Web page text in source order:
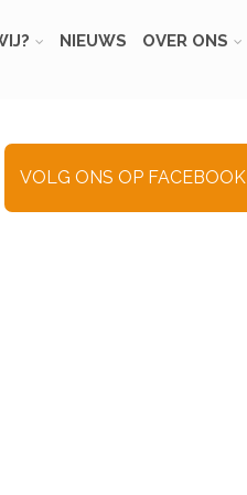
NIEUWS OVER ONS
VOLG ONS OP FACEBOOK